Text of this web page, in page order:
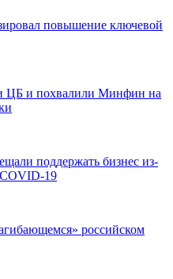
повышение ключевой
ЦБ и похвалили Минфин на
поддержать бизнес из-
19
российском